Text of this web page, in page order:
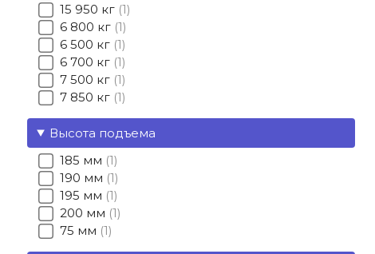
15 950 кг 1
6 800 кг 1
6 500 кг 1
6 700 кг 1
7 500 кг 1
7 850 кг 1
Высота подъема
185 мм 1
190 мм 1
195 мм 1
200 мм 1
75 мм 1